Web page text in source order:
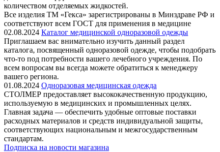
количеством отделяемых жидкостей.
Все изделия ТМ «Гекса» зарегистрированы в Минздраве РФ и
соответствуют всем ГОСТ для применения в медицине
02.08.2024 Каталог медицинской одноразовой одежды
Приглашаем вас внимательно изучить данный раздел
каталога, посвященный одноразовой одежде, чтобы подобрать
что-то под потребности вашего лечебного учреждения. По
всем вопросам вы всегда можете обратиться к менеджеру
вашего региона.
01.08.2024 Одноразовая медицинская одежда
СТОЛМЕР предоставляет высококачественную продукцию,
используемую в медицинских и промышленных целях.
Главная задача — обеспечить удобные оптовые поставки
расходных материалов и средств индивидуальной защиты,
соответствующих национальным и межгосударственным
стандартам.
Подписка на новости магазина